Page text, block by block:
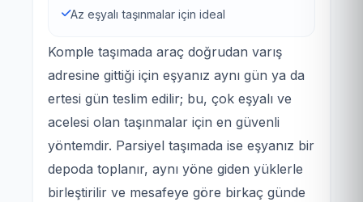
Az eşyalı taşınmalar için ideal
Komple taşımada araç doğrudan varış
adresine gittiği için eşyanız aynı gün ya da
ertesi gün teslim edilir; bu, çok eşyalı ve
acelesi olan taşınmalar için en güvenli
yöntemdir. Parsiyel taşımada ise eşyanız bir
depoda toplanır, aynı yöne giden yüklerle
birleştirilir ve mesafeye göre birkaç günde